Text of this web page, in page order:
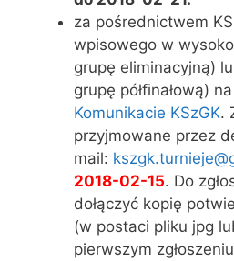
za pośrednictwem
wpisowego w
grupę eliminacyjną)
grupę półfinałową)
Komunikacie KSzGK.
przyjmowane przez
mail:
2018-02-15. Do
dołączyć kopię
(w postaci pliku jpg
pierwszym